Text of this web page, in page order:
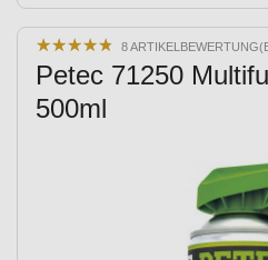
★★★★★
★★★★★ 8
Petec 71250
500ml